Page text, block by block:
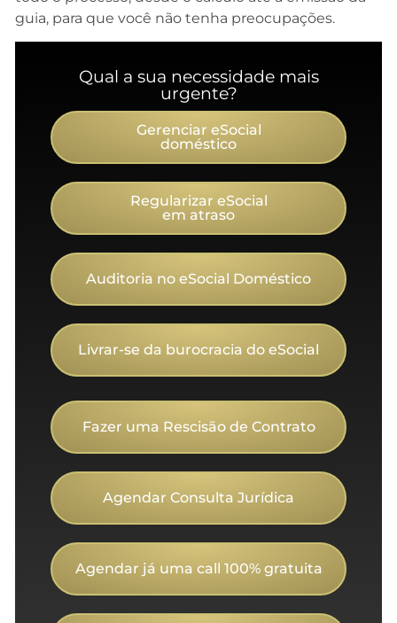
guia, para que você não tenha preocupações.
Qual a sua necessidade mais
urgente?
Gerenciar eSocial
doméstico
Regularizar eSocial
em atraso
Auditoria no eSocial Doméstico
Livrar-se da burocracia do eSocial
Fazer uma Rescisão de Contrato
Agendar Consulta Jurídica
Agendar já uma call 100% gratuita